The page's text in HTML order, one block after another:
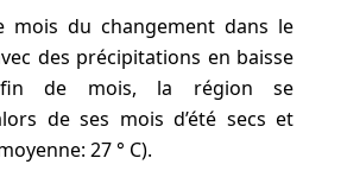
mois du changement dans le
des précipitations en baisse
de mois, la région se
de ses mois d’été secs et
27 ° C).